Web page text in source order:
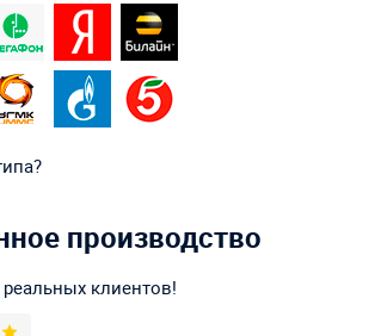
производство
клиентов!